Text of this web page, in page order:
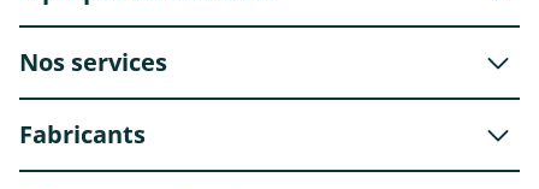
Nos services
Fabricants